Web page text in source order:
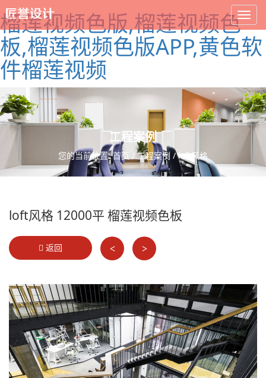
榴莲视频色版,榴莲视频色
板,榴莲视频色版APP,黄色软
件榴莲视频
工程案例
您的当前位置:首页 /工程案例 / loft风格
loft风格 12000平 榴莲视频色板
返回 < >